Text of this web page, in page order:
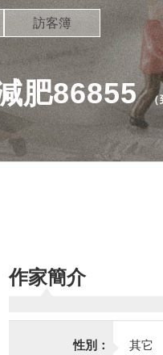
肥86855（
訪客簿
作家簡介
性別： 其它